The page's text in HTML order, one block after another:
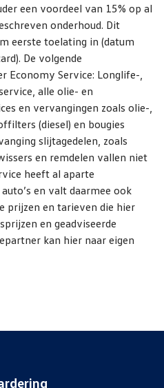
een voordeel van 15% op al
onderhoud. Dit
eerste toelating in (datum
De volgende
Economy Service: Longlife-,
alle olie- en
en vervangingen zoals olie-,
(diesel) en bougies
slijtagedelen, zoals
en remdelen vallen niet
heeft al aparte
en valt daarmee ook
prijzen en tarieven die hier
en geadviseerde
kan hier naar eigen